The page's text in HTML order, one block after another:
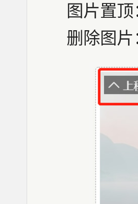
图片置
删除图片